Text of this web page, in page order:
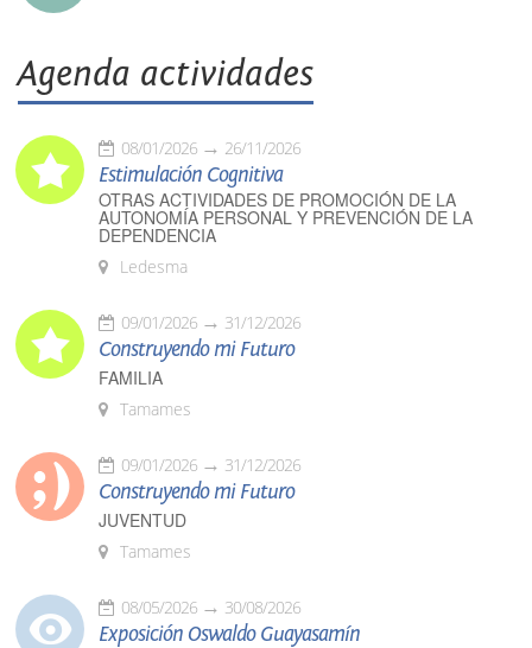
Agenda actividades
08/01/2026 26/11/2026
Estimulación Cognitiva
OTRAS ACTIVIDADES DE PROMOCIÓN DE LA
AUTONOMÍA PERSONAL Y PREVENCIÓN DE LA
DEPENDENCIA
Ledesma
09/01/2026 31/12/2026
Construyendo mi Futuro
FAMILIA
Tamames
09/01/2026 31/12/2026
Construyendo mi Futuro
JUVENTUD
Tamames
08/05/2026 30/08/2026
Exposición Oswaldo Guayasamín